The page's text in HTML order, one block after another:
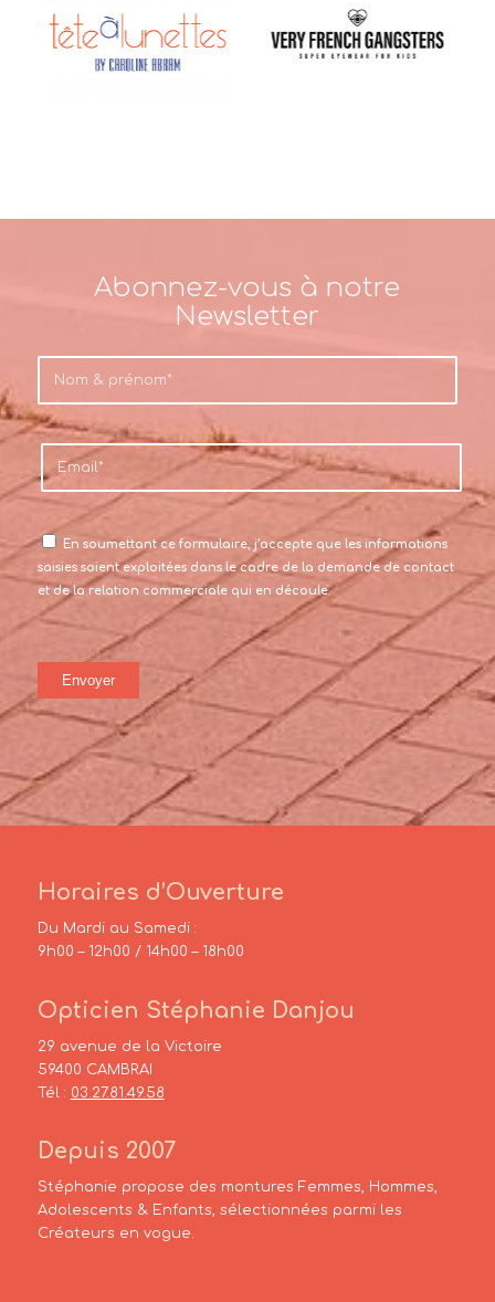
Abonnez-vous à notre
Newsletter
En soumettant ce formulaire, j’accepte que les informations
saisies soient exploitées dans le cadre de la demande de contact
et de la relation commerciale qui en découle.
Horaires d’Ouverture
Du Mardi au Samedi :
9h00 – 12h00 / 14h00 – 18h00
Opticien Stéphanie Danjou
29 avenue de la Victoire
59400 CAMBRAI
Tél : 03.27.81.49.58
Depuis 2007
Stéphanie propose des montures Femmes, Hommes,
Adolescents & Enfants, sélectionnées parmi les
Créateurs en vogue.